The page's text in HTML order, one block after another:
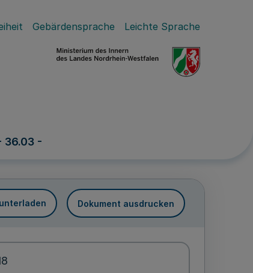
Gebärdensprache Leichte Sprache
36.03 -
Dokument ausdrucken